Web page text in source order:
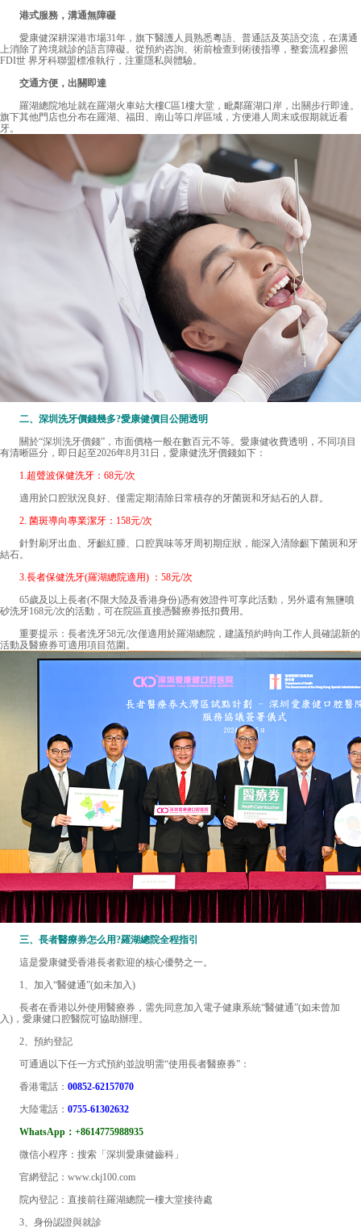
港式服務，溝通無障礙
愛康健深耕深港市場31年，旗下醫護人員熟悉粵語、普通話及英語交流，在溝通
上消除了跨境就診的語言障礙。從預約咨詢、術前檢查到術後指導，整套流程參照
FDI世 界牙科聯盟標准執行，注重隱私與體驗。
交通方便，出關即達
羅湖總院地址就在羅湖火車站大樓C區1樓大堂，毗鄰羅湖口岸，出關步行即達。
旗下其他門店也分布在羅湖、福田、南山等口岸區域，方便港人周末或假期就近看
牙。
二、深圳洗牙價錢幾多?愛康健價目公開透明
關於“深圳洗牙價錢”，市面價格一般在數百元不等。愛康健收費透明，不同項目
有清晰區分，即日起至2026年8月31日，愛康健洗牙價錢如下：
1.超聲波保健洗牙：68元/次
適用於口腔狀況良好、僅需定期清除日常積存的牙菌斑和牙結石的人群。
2. 菌斑導向專業潔牙：158元/次
針對刷牙出血、牙齦紅腫、口腔異味等牙周初期症狀，能深入清除齦下菌斑和牙
結石。
3.長者保健洗牙(羅湖總院適用) ：58元/次
65歲及以上長者(不限大陸及香港身份)憑有效證件可享此活動，另外還有無鹽噴
砂洗牙168元/次的活動，可在院區直接憑醫療券抵扣費用。
重要提示：長者洗牙58元/次僅適用於羅湖總院，建議預約時向工作人員確認新的
活動及醫療券可適用項目范圍。
三、長者醫療券怎么用?羅湖總院全程指引
這是愛康健受香港長者歡迎的核心優勢之一。
1、加入“醫健通”(如未加入)
長者在香港以外使用醫療券，需先同意加入電子健康系統“醫健通”(如未曾加
入)，愛康健口腔醫院可協助辦理。
2、預約登記
可通過以下任一方式預約並說明需“使用長者醫療券”：
香港電話： 00852-62157070
大陸電話： 0755-61302632
WhatsApp：+8614775988935
微信小程序：搜索「深圳愛康健齒科」
官網登記：www.ckj100.com
院內登記：直接前往羅湖總院一樓大堂接待處
3、身份認證與就診